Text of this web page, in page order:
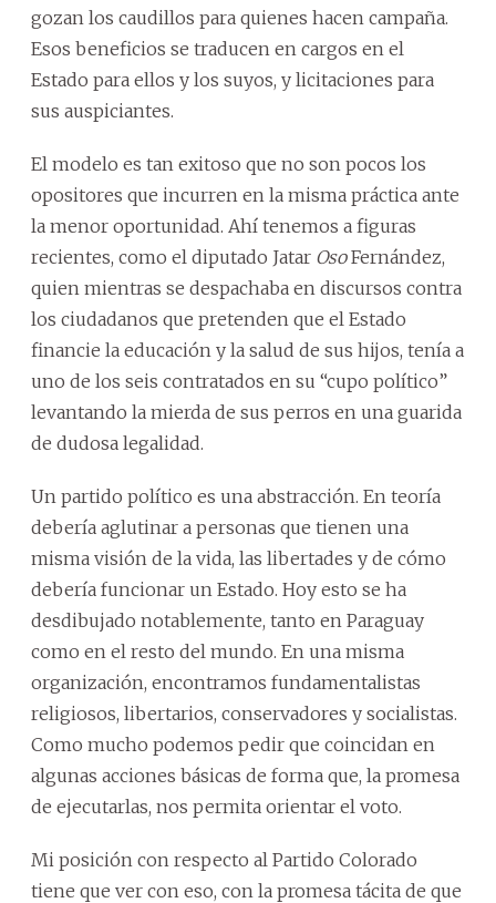
gozan los caudillos para quienes hacen campaña.
Esos beneficios se traducen en cargos en el
Estado para ellos y los suyos, y licitaciones para
sus auspiciantes.
El modelo es tan exitoso que no son pocos los
opositores que incurren en la misma práctica ante
la menor oportunidad. Ahí tenemos a figuras
recientes, como el diputado Jatar OsoFernández,
quien mientras se despachaba en discursos contra
los ciudadanos que pretenden que el Estado
financie la educación y la salud de sus hijos, tenía a
uno de los seis contratados en su “cupo político”
levantando la mierda de sus perros en una guarida
de dudosa legalidad.
Un partido político es una abstracción. En teoría
debería aglutinar a personas que tienen una
misma visión de la vida, las libertades y de cómo
debería funcionar un Estado. Hoy esto se ha
desdibujado notablemente, tanto en Paraguay
como en el resto del mundo. En una misma
organización, encontramos fundamentalistas
religiosos, libertarios, conservadores y socialistas.
Como mucho podemos pedir que coincidan en
algunas acciones básicas de forma que, la promesa
de ejecutarlas, nos permita orientar el voto.
Mi posición con respecto al Partido Colorado
tiene que ver con eso, con la promesa tácita de que